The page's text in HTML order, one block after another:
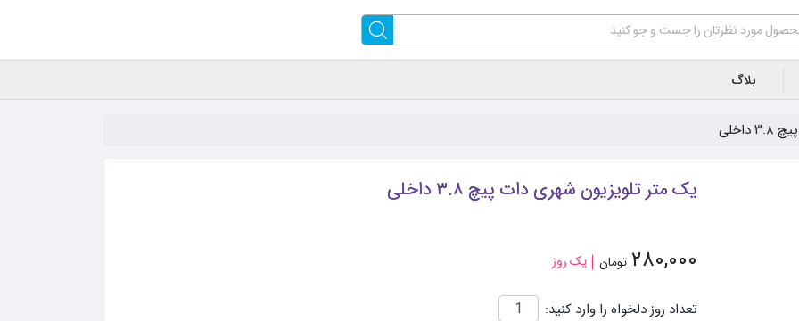
بلاگ
یک متر تلویزیون شهری دات پیچ ۳.۸ داخلی
۲۸۰,۰۰۰ تومان یک روز
تعداد روز دلخواه را وارد کنید: